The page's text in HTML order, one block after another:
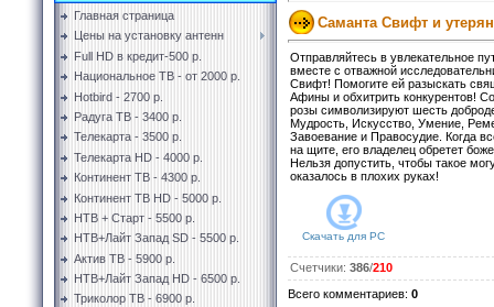
Главная страница
Цены на установку антенн
Full HD в кредит-500 р.
Национальное ТВ - от 2000 р.
Hotbird - 2700 р.
Радуга ТВ - 3400 р.
Телекарта - 3500 р.
Телекарта HD - 4000 р.
Континент ТВ - 4300 р.
Континент ТВ HD - 5000 р.
НТВ + Старт - 5500 р.
НТВ+Лайт Запад SD - 5500 р.
Актив ТВ - 5900 р.
НТВ+Лайт Запад HD - 6500 р.
Триколор ТВ - 6900 р.
Саманта Свифт и
Отправляйтесь в увлекательное
вместе с отважной
Свифт! Помогите ей разыскать
Афины и обхитрить конкурентов!
розы символизируют шесть
Мудрость, Искусство, Умение,
Завоевание и Правосудие. Когда
на щите, его владелец обретет
Нельзя допустить, чтобы такое
оказалось в плохих руках!
Скачать для PC
Счетчики: 386/210
Всего комментариев: 0